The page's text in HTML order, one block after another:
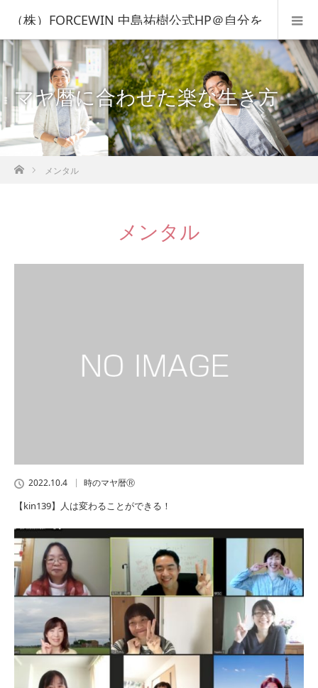
（株）FORCEWIN 中島祐樹公式HP＠自分を
知って人生を変える！
マヤ暦に合わせた楽な生き方
ホーム メンタル
メンタル
2022.10.4 時のマヤ暦Ⓡ
【kin139】人は変わることができる！